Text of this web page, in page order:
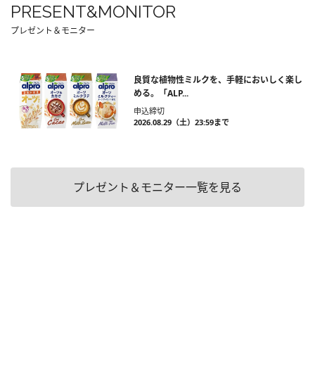
PRESENT&MONITOR
プレゼント＆モニター
良質な植物性ミルクを、手軽においしく楽し
める。「ALP...
申込締切
2026.08.29（土）23:59まで
プレゼント＆モニター一覧を見る